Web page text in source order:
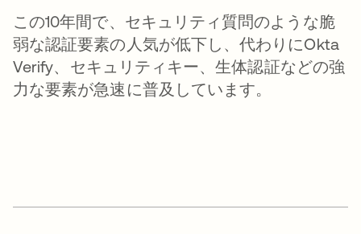
この10年間で、セキュリティ質問のような脆
弱な認証要素の人気が低下し、代わりにOkta
Verify、セキュリティキー、生体認証などの強
力な要素が急速に普及しています。